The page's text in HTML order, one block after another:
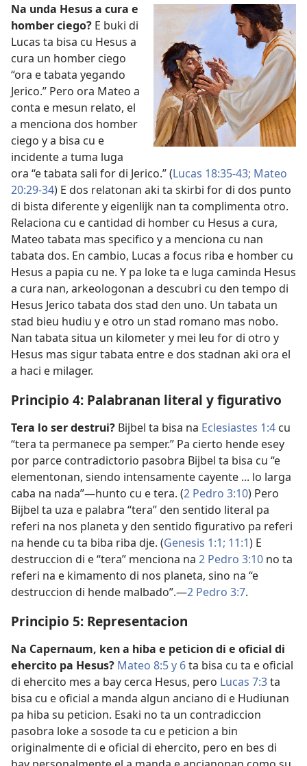
Na unda Hesus a cura e
homber ciego? E buki di
Lucas ta bisa cu Hesus a
cura un homber ciego
“ora e tabata yegando
Jerico.” Pero ora Mateo a
conta e mesun relato, el
a menciona dos homber
ciego y a bisa cu e
incidente a tuma luga
ora “e tabata sali for di Jerico.” (Lucas 18:35-​43; Mateo
20:29-​34) E dos relatonan aki ta skirbi for di dos punto
di bista diferente y eigenlijk nan ta complimenta otro.
Relaciona cu e cantidad di homber cu Hesus a cura,
Mateo tabata mas specifico y a menciona cu nan
tabata dos. En cambio, Lucas a focus riba e homber cu
Hesus a papia cu ne. Y pa loke ta e luga caminda Hesus
a cura nan, arkeologonan a descubri cu den tempo di
Hesus Jerico tabata dos stad den uno. Un tabata un
stad bieu hudiu y e otro un stad romano mas nobo.
Nan tabata situa un kilometer y mei leu for di otro y
Hesus mas sigur tabata entre e dos stadnan aki ora el
a haci e milager.
Principio 4: Palabranan literal y figurativo
Tera lo ser destrui? Bijbel ta bisa na Eclesiastes 1:4 cu
“tera ta permanece pa semper.” Pa cierto hende esey
por parce contradictorio pasobra Bijbel ta bisa cu “e
elementonan, siendo intensamente cayente ... lo larga
caba na nada”—hunto cu e tera. (2 Pedro 3:10) Pero
Bijbel ta uza e palabra “tera” den sentido literal pa
referi na nos planeta y den sentido figurativo pa referi
na hende cu ta biba riba dje. (Genesis 1:1; 11:1) E
destruccion di e “tera” menciona na 2 Pedro 3:10 no ta
referi na e kimamento di nos planeta, sino na “e
destruccion di hende malbado”.—2 Pedro 3:7.
Principio 5: Representacion
Na Capernaum, ken a hiba e peticion di e oficial di
ehercito pa Hesus? Mateo 8:5 y 6ta bisa cu ta e oficial
di ehercito mes a bay cerca Hesus, pero Lucas 7:3ta
bisa cu e oficial a manda algun anciano di e Hudiunan
pa hiba su peticion. Esaki no ta un contradiccion
pasobra loke a sosode ta cu e peticion a bin
originalmente di e oficial di ehercito, pero en bes di